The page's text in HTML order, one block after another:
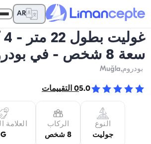
AR
سعة 8 شخص - في بودروم
بودروم,Muğla
5.0
0 التقييمات
النوع
جوليت
الركاب
8 شخص
العلامة
G